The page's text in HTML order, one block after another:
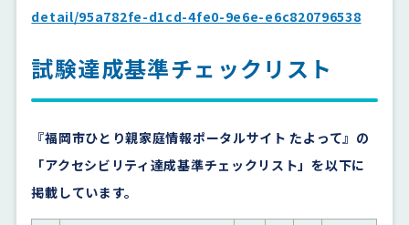
detail/95a782fe-d1cd-4fe0-9e6e-e6c820796538
試験達成基準チェックリスト
『福岡市ひとり親家庭情報ポータルサイト たよって』の
「アクセシビリティ達成基準チェックリスト」を以下に
掲載しています。